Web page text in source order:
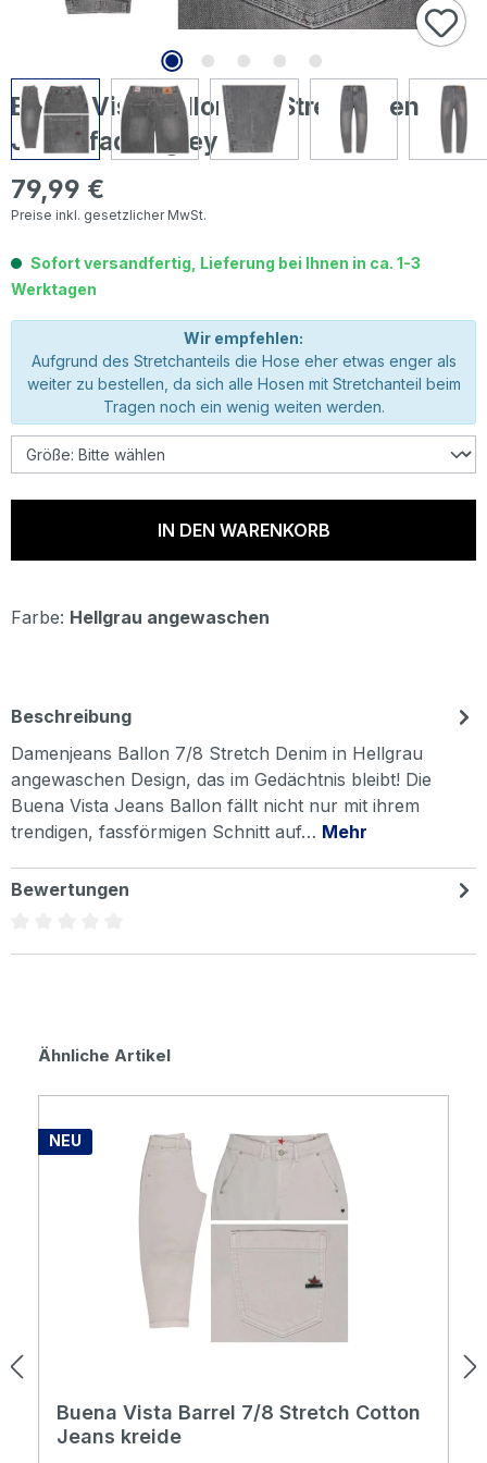
Buena Vista Ballon 7/8 Stretch Denim
Jeans faded grey
Regulärer Preis:
79,99 €
Preise inkl. gesetzlicher MwSt.
Sofort versandfertig, Lieferung bei Ihnen in ca. 1-3
Werktagen
Wir empfehlen:
Aufgrund des Stretchanteils die Hose eher etwas enger als
weiter zu bestellen, da sich alle Hosen mit Stretchanteil beim
Tragen noch ein wenig weiten werden.
IN DEN WARENKORB
Farbe: Hellgrau angewaschen
Beschreibung
Damenjeans Ballon 7/8 Stretch Denim in Hellgrau
angewaschen Design, das im Gedächtnis bleibt! Die
Buena Vista Jeans Ballon fällt nicht nur mit ihrem
trendigen, fassförmigen Schnitt auf… Mehr
Bewertungen
Produktgalerie überspringen
Ähnliche Artikel
NEU
Buena Vista Barrel 7/8 Stretch Cotton
Jeans kreide